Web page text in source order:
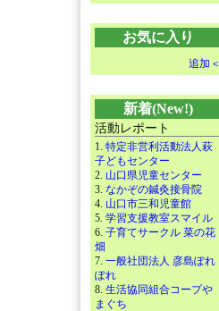
お気に入り
追加＜
新着(New!)
活動レポート
1. 特定非営利活動法人萩
子どもセンター
2. 山口県児童センター
3. なかぞの鍼灸接骨院
4. 山口市三和児童館
5. 学習支援教室スマイル
6. 子育てサークル 菜の花
畑
7. 一般社団法人 彦島ぽれ
ぽれ
8. 生活協同組合コープや
まぐち